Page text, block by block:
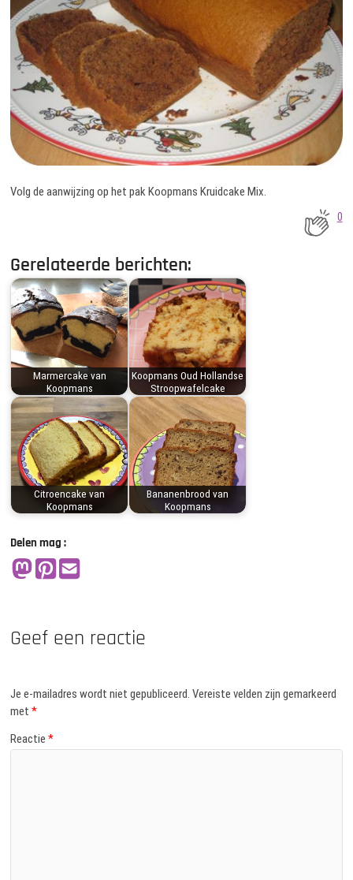
Volg de aanwijzing op het pak Koopmans Kruidcake Mix.
0
Gerelateerde berichten:
Marmercake van
Koopmans
Koopmans Oud Hollandse
Stroopwafelcake
Citroencake van
Koopmans
Bananenbrood van
Koopmans
Delen mag :
Geef een reactie
Je e-mailadres wordt niet gepubliceerd. Vereiste velden zijn gemarkeerd
met*
Reactie*